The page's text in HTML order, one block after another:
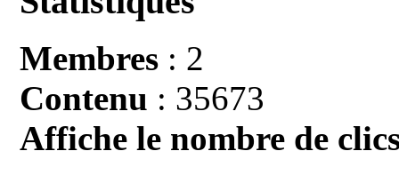
Membres : 2
Contenu : 35673
Affiche le nombre de